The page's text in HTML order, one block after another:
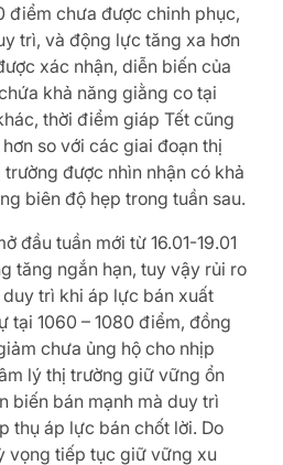
điểm chưa được chinh phục,
trì, và động lực tăng xa hơn
xác nhận, diễn biến của
khả năng giằng co tại
thời điểm giáp Tết cũng
so với các giai đoạn thị
được nhìn nhận có khả
biên độ hẹp trong tuần sau.
đầu tuần mới từ 16.01-19.01
tăng ngắn hạn, tuy vậy rủi ro
trì khi áp lực bán xuất
tại 1060 – 1080 điểm, đồng
chưa ủng hộ cho nhịp
lý thị trường giữ vững ổn
biến bán mạnh mà duy trì
thụ áp lực bán chốt lời. Do
vọng tiếp tục giữ vững xu